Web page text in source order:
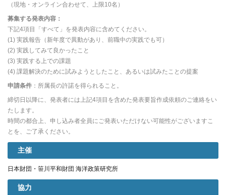
（現地・オンライン合わせて、上限10名）
募集する発表内容：
下記4項目「すべて」を発表内容に含めてください。
(1) 実践報告（新年度で異動があり、前職中の実践でも可）
(2) 実践してみて良かったこと
(3) 実践する上での課題
(4) 課題解決のために試みようとしたこと、あるいは試みたことの提案
申請条件 ：所属長の許諾を得られること。
締切日以降に、発表者には上記4項目を含めた発表要旨作成依頼のご連絡をい
たします。
時間の都合上、申し込み者全員にご発表いただけない可能性がございますこ
とを、ご了承ください。
主催
日本財団・笹川平和財団 海洋政策研究所
協力